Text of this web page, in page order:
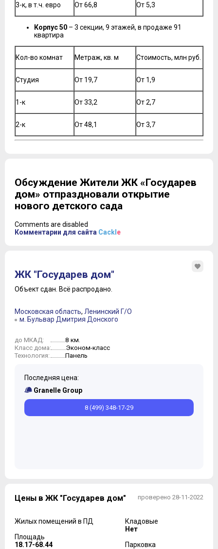
3-к, в т.ч. евро От 66,8 От 5,3
Корпус 50 – 3 секции, 9 этажей, в продаже 91
квартира
Кол-во комнат Метраж, кв. м Стоимость, млн руб.
Студия От 19,7 От 1,9
1-к От 33,2 От 2,7
2-к От 48,1 От 3,7
Обсуждение Жители ЖК «Государев
дом» отпраздновали открытие
нового детского сада
Comments are disabled
Комментарии для сайта Cackle
ЖК "Государев дом"
Объект сдан. Всё распродано.
Московская область, Ленинский Г/О
м. Бульвар Дмитрия Донского
до МКАД: 8 км.
Класс дома: Эконом-класс
Технология: Панель
Последняя цена:
Granelle Group
8 (499) 348-17-29
проверено 28-11-2022
Цены в ЖК "Государев дом"
Жилых помещений в ПД
Площадь
18.17-68.44
Кладовые
Нет
Парковка